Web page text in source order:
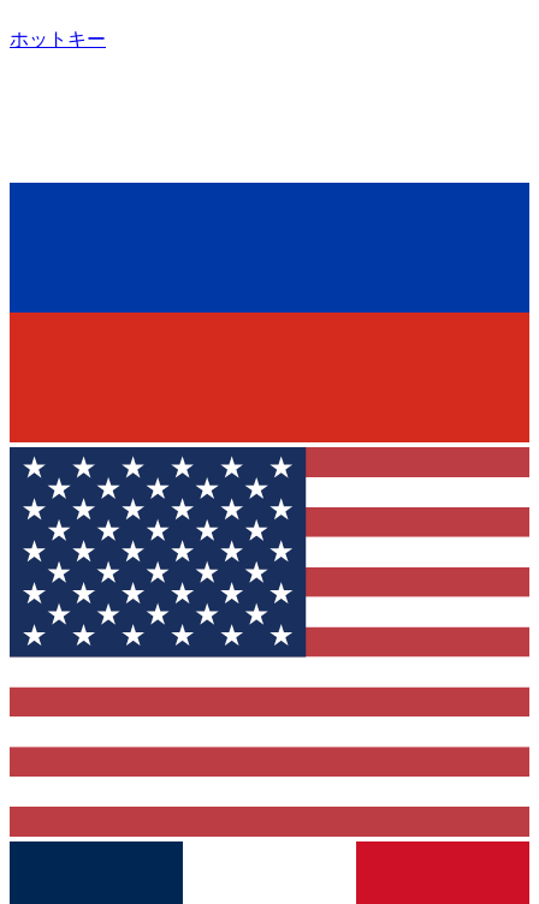
ホットキー